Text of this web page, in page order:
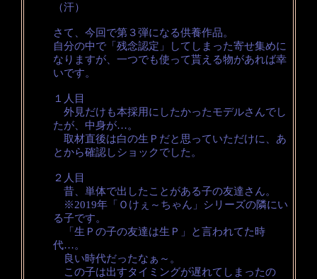
（汗）
さて、今回で第３弾になる供養作品。
自分の中で「残念認定」してしまった寄せ集めに
なりますが、一つでも使って貰える物があれば幸
いです。
１人目
外見だけも本採用にしたかったモデルさんでし
たが、中身が…。
取材直後は白の生Ｐだと思っていただけに、あ
とから確認しショックでした。
２人目
昔、単体で出したことがある子の友達さん。
※2019年「Ｏけぇ～ちゃん」シリーズの隣にい
る子です。
「生Ｐの子の友達は生Ｐ」と言われてた時
代…。
良い時代だったなぁ～。
この子は出すタイミングが遅れてしまったの